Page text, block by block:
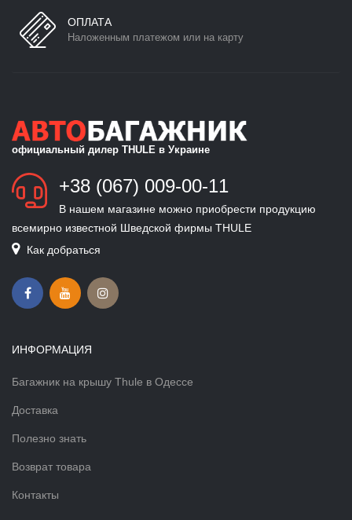
ОПЛАТА
Наложенным платежом или на карту
официальный дилер THULE в Украине
+38 (067) 009-00-11
В нашем магазине можно приобрести продукцию
всемирно известной Шведской фирмы THULE
Как добраться
ИНФОРМАЦИЯ
Багажник на крышу Thule в Одессе
Доставка
Полезно знать
Возврат товара
Контакты